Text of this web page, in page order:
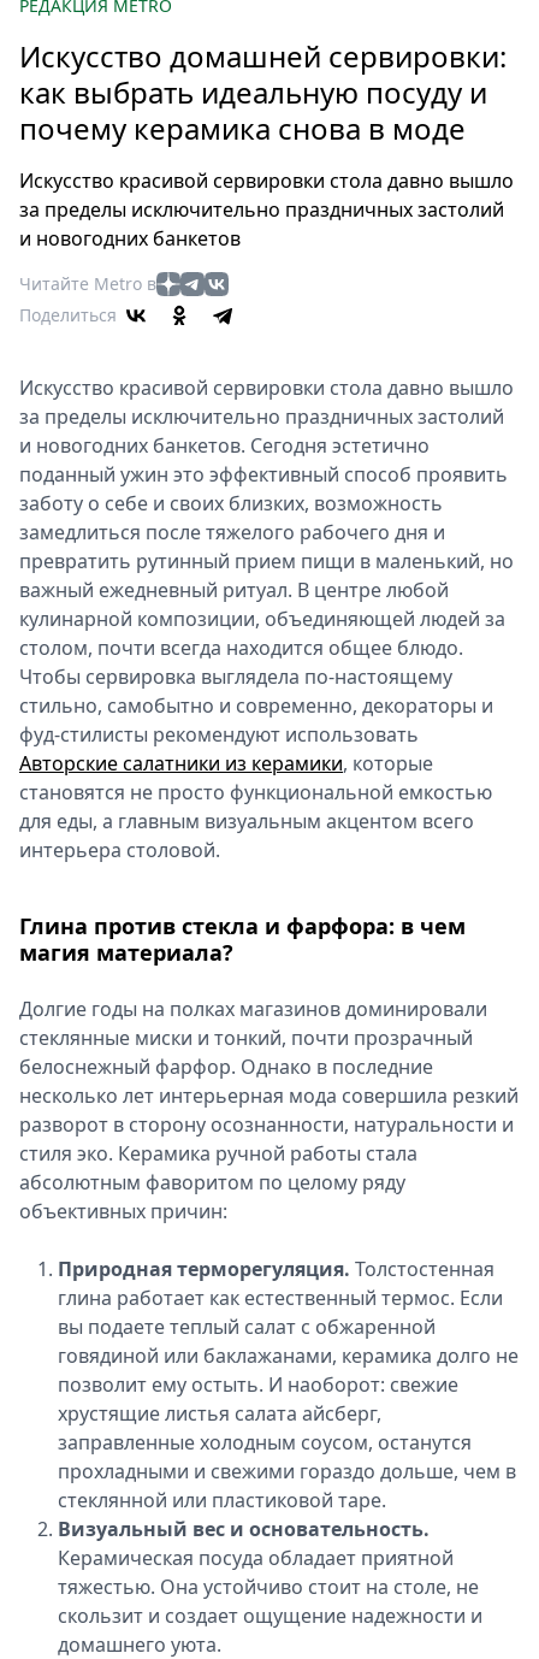
Мир
Здоровье
Еда
Мода
Театр
Кино
Афиша
Пресс-
релизы
О
Metro
Стримы
Спецпроекты
Звезды
Выборы
2026
Скачай
Metro
РЕДАКЦИЯ METRO
Искусство домашней сервировки:
как выбрать идеальную посуду и
почему керамика снова в моде
Искусство красивой сервировки стола давно вышло
за пределы исключительно праздничных застолий
и новогодних банкетов
Читайте Metro в
Поделиться
Искусство красивой сервировки стола давно вышло
за пределы исключительно праздничных застолий
и новогодних банкетов. Сегодня эстетично
поданный ужин это эффективный способ проявить
заботу о себе и своих близких, возможность
замедлиться после тяжелого рабочего дня и
превратить рутинный прием пищи в маленький, но
важный ежедневный ритуал. В центре любой
кулинарной композиции, объединяющей людей за
столом, почти всегда находится общее блюдо.
Чтобы сервировка выглядела по-настоящему
стильно, самобытно и современно, декораторы и
фуд-стилисты рекомендуют использовать
Авторские салатники из керамики, которые
становятся не просто функциональной емкостью
для еды, а главным визуальным акцентом всего
интерьера столовой.
Глина против стекла и фарфора: в чем
магия материала?
Долгие годы на полках магазинов доминировали
стеклянные миски и тонкий, почти прозрачный
белоснежный фарфор. Однако в последние
несколько лет интерьерная мода совершила резкий
разворот в сторону осознанности, натуральности и
стиля эко. Керамика ручной работы стала
абсолютным фаворитом по целому ряду
объективных причин:
Природная терморегуляция. Толстостенная
глина работает как естественный термос. Если
вы подаете теплый салат с обжаренной
говядиной или баклажанами, керамика долго не
позволит ему остыть. И наоборот: свежие
хрустящие листья салата айсберг,
заправленные холодным соусом, останутся
прохладными и свежими гораздо дольше, чем в
стеклянной или пластиковой таре.
Визуальный вес и основательность.
Керамическая посуда обладает приятной
тяжестью. Она устойчиво стоит на столе, не
скользит и создает ощущение надежности и
домашнего уюта.